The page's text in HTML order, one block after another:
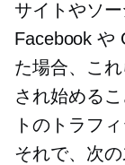
サイトやソー
Facebook や
た場合、こ
され始める
トのトラフ
それで、次